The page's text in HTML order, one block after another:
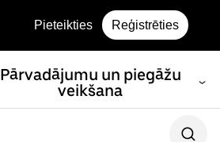
Pieteikties Reģistrēties
Pārvadājumu un piegāžu
veikšana